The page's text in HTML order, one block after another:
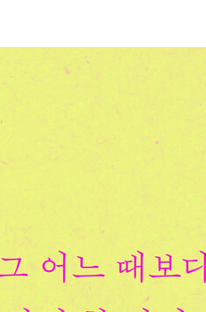
가장 완벽한 집이 될 거야
풀고 싶지 않아
번이나 춤을 춘 거야?
에서
우정이 싹트고 있어
은 다 어디로 갔을까?
떻게 버텨 내야 할까
지 않으면 좋겠어
회에 참석할 거야